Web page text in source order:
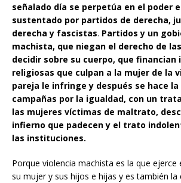
señalado día se perpetúa en el poder
sustentado por partidos de derecha,
derecha y fascistas. Partidos y un
machista, que niegan el derecho de
decidir sobre su cuerpo, que
religiosas que culpan a la mujer de la
pareja le infringe y después se hace
campañas por la igualdad, con un
las mujeres víctimas de maltrato,
infierno que padecen y el trato
las instituciones.
Porque violencia machista es la que
su mujer y sus hijos e hijas y es también la